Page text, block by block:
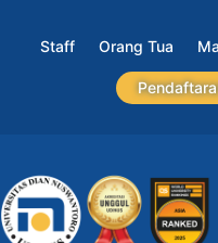
Staff Orang Tua